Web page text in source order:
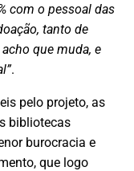
com o pessoal das
tanto de
que muda, e
.
pelo projeto, as
bibliotecas
burocracia e
que logo